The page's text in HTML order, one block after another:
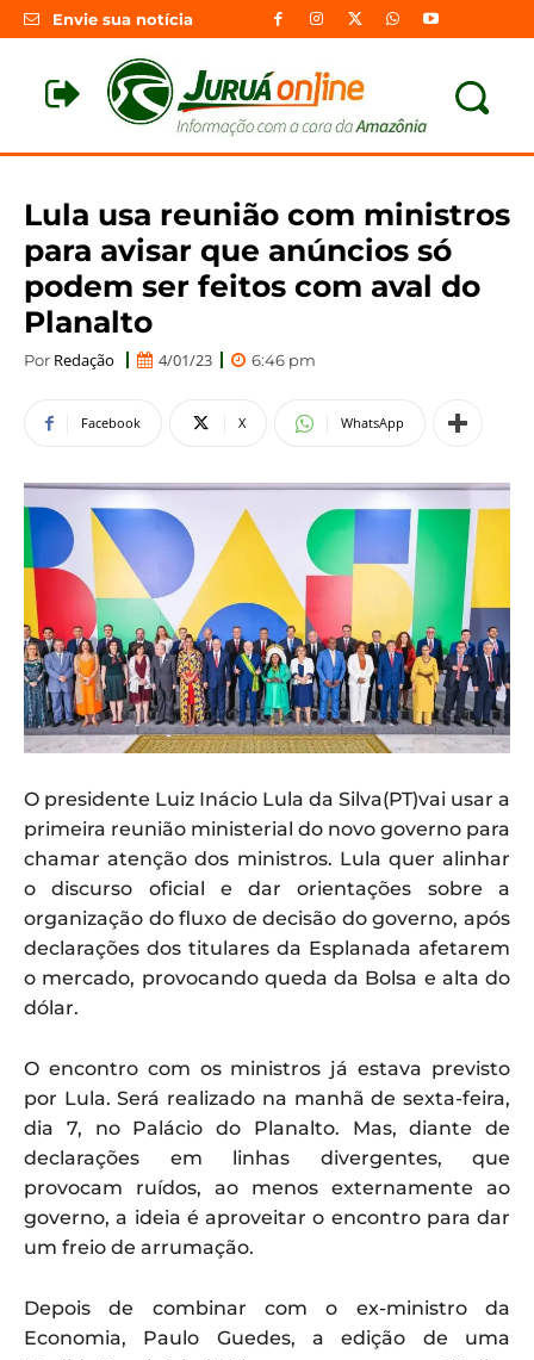
Envie sua notícia
Lula usa reunião com ministros
para avisar que anúncios só
podem ser feitos com aval do
Planalto
Por Redação 4/01/23 6:46 pm
Facebook X WhatsApp
O presidente Luiz Inácio Lula da Silva(PT)vai usar a
primeira reunião ministerial do novo governo para
chamar atenção dos ministros. Lula quer alinhar
o discurso oficial e dar orientações sobre a
organização do fluxo de decisão do governo, após
declarações dos titulares da Esplanada afetarem
o mercado, provocando queda da Bolsa e alta do
dólar.
O encontro com os ministros já estava previsto
por Lula. Será realizado na manhã de sexta-feira,
dia 7, no Palácio do Planalto. Mas, diante de
declarações em linhas divergentes, que
provocam ruídos, ao menos externamente ao
governo, a ideia é aproveitar o encontro para dar
um freio de arrumação.
Depois de combinar com o ex-ministro da
Economia, Paulo Guedes, a edição de uma